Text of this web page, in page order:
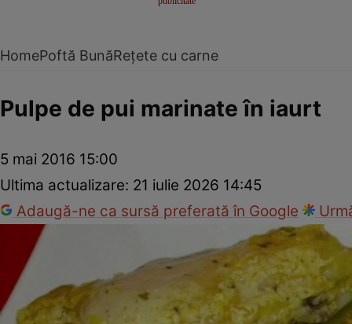
HomePoftă BunăRețete cu carne
Pulpe de pui marinate în iaurt
5 mai 2016 15:00
Ultima actualizare: 21 iulie 2026 14:45
Adaugă-ne ca sursă preferată în Google